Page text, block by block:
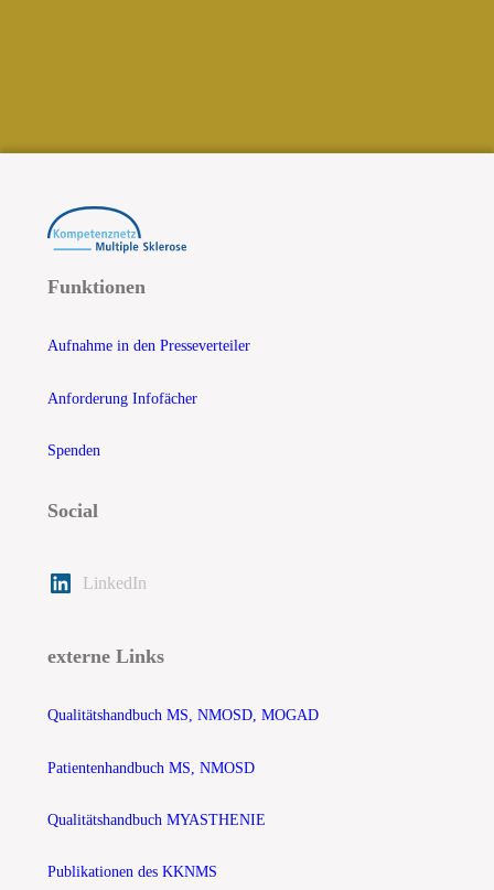
Funktionen
Aufnahme in den Presseverteiler
Anforderung Infofächer
Spenden
Social
LinkedIn
externe Links
Qualitätshandbuch MS, NMOSD, MOGAD
Patientenhandbuch MS, NMOSD
Qualitätshandbuch MYASTHENIE
Publikationen des KKNMS